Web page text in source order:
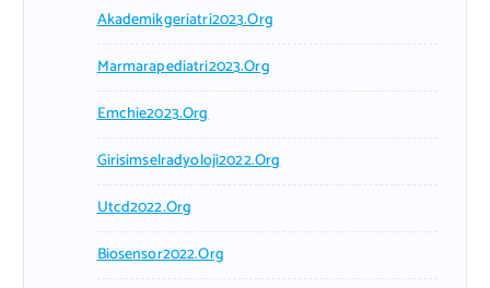
Akademikgeriatri2023.org
Marmarapediatri2023.org
Emchie2023.org
Girisimselradyoloji2022.org
Utcd2022.org
Biosensor2022.org